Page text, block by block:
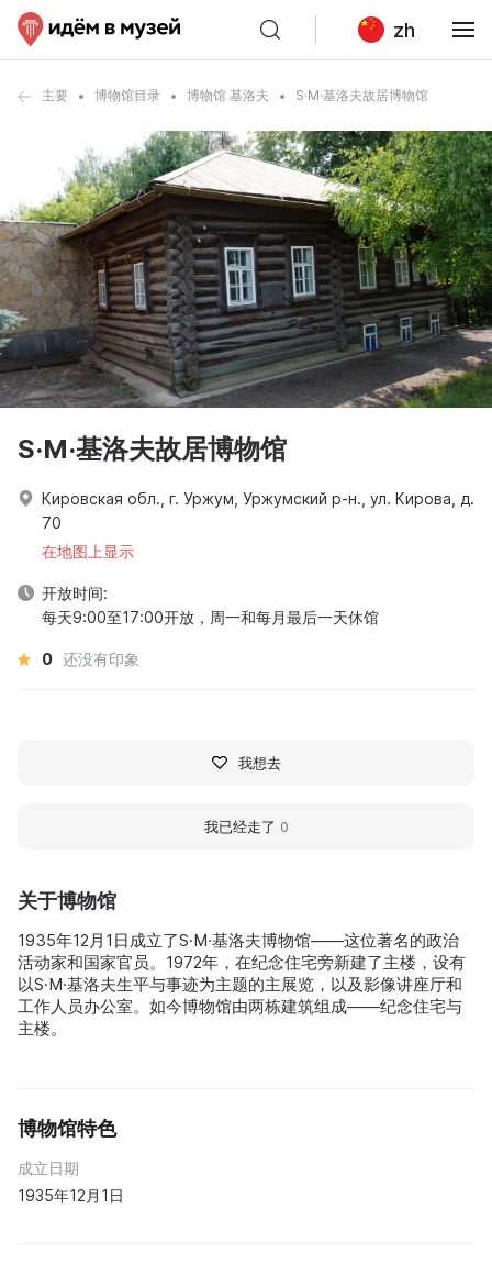
zh
主要 博物馆目录 博物馆 基洛夫 S·M·基洛夫故居博物馆
关于博物馆
1935年12月1日成立了S·M·基洛夫博物馆——这位著名的政治
活动家和国家官员。1972年，在纪念住宅旁新建了主楼，设有
以S·M·基洛夫生平与事迹为主题的主展览，以及影像讲座厅和
工作人员办公室。如今博物馆由两栋建筑组成——纪念住宅与
主楼。
博物馆特色
成立日期
1935年12月1日
S·M·基洛夫故居博物馆
Кировская обл., г. Уржум, Уржумский р-н., ул. Кирова, д.
70
在地图上显示
开放时间:
每天9:00至17:00开放，周一和每月最后一天休馆
0 还没有印象
我想去
我已经走了 0